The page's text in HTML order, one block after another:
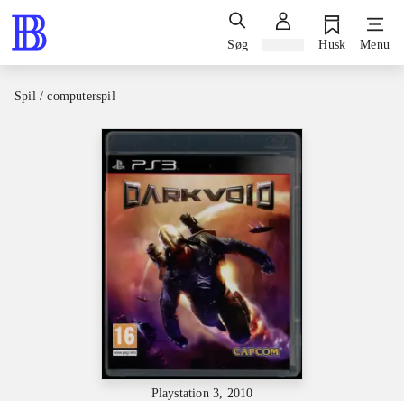
Søg Husk Menu
Spil / computerspil
Playstation 3, 2010